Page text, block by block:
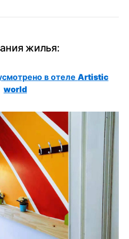
жилья:
в отеле Artistic
world